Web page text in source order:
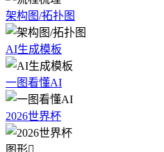
架构图/拓扑图
AI生成模板
一图看懂AI
2026世界杯
图形